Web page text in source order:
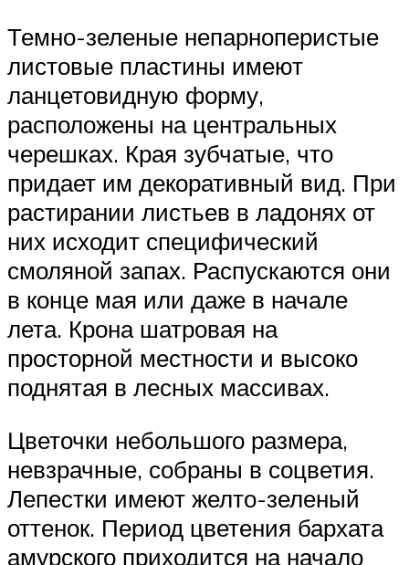
Темно-зеленые непарноперистые
листовые пластины имеют
ланцетовидную форму,
расположены на центральных
черешках. Края зубчатые, что
придает им декоративный вид. При
растирании листьев в ладонях от
них исходит специфический
смоляной запах. Распускаются они
в конце мая или даже в начале
лета. Крона шатровая на
просторной местности и высоко
поднятая в лесных массивах.
Цветочки небольшого размера,
невзрачные, собраны в соцветия.
Лепестки имеют желто-зеленый
оттенок. Период цветения бархата
амурского приходится на начало